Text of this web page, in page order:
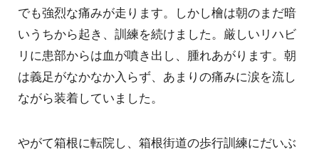
でも強烈な痛みが走ります。しかし檜は朝のまだ暗
いうちから起き、訓練を続けました。厳しいリハビ
リに患部からは血が噴き出し、腫れあがります。朝
は義足がなかなか入らず、あまりの痛みに涙を流し
ながら装着していました。
やがて箱根に転院し、箱根街道の歩行訓練にだいぶ